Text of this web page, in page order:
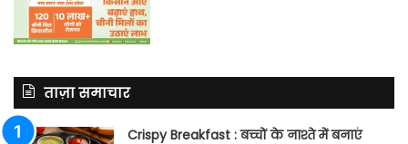
ताज़ा समाचार
Crispy Breakfast : बच्चों के नाश्ते में बनाएं